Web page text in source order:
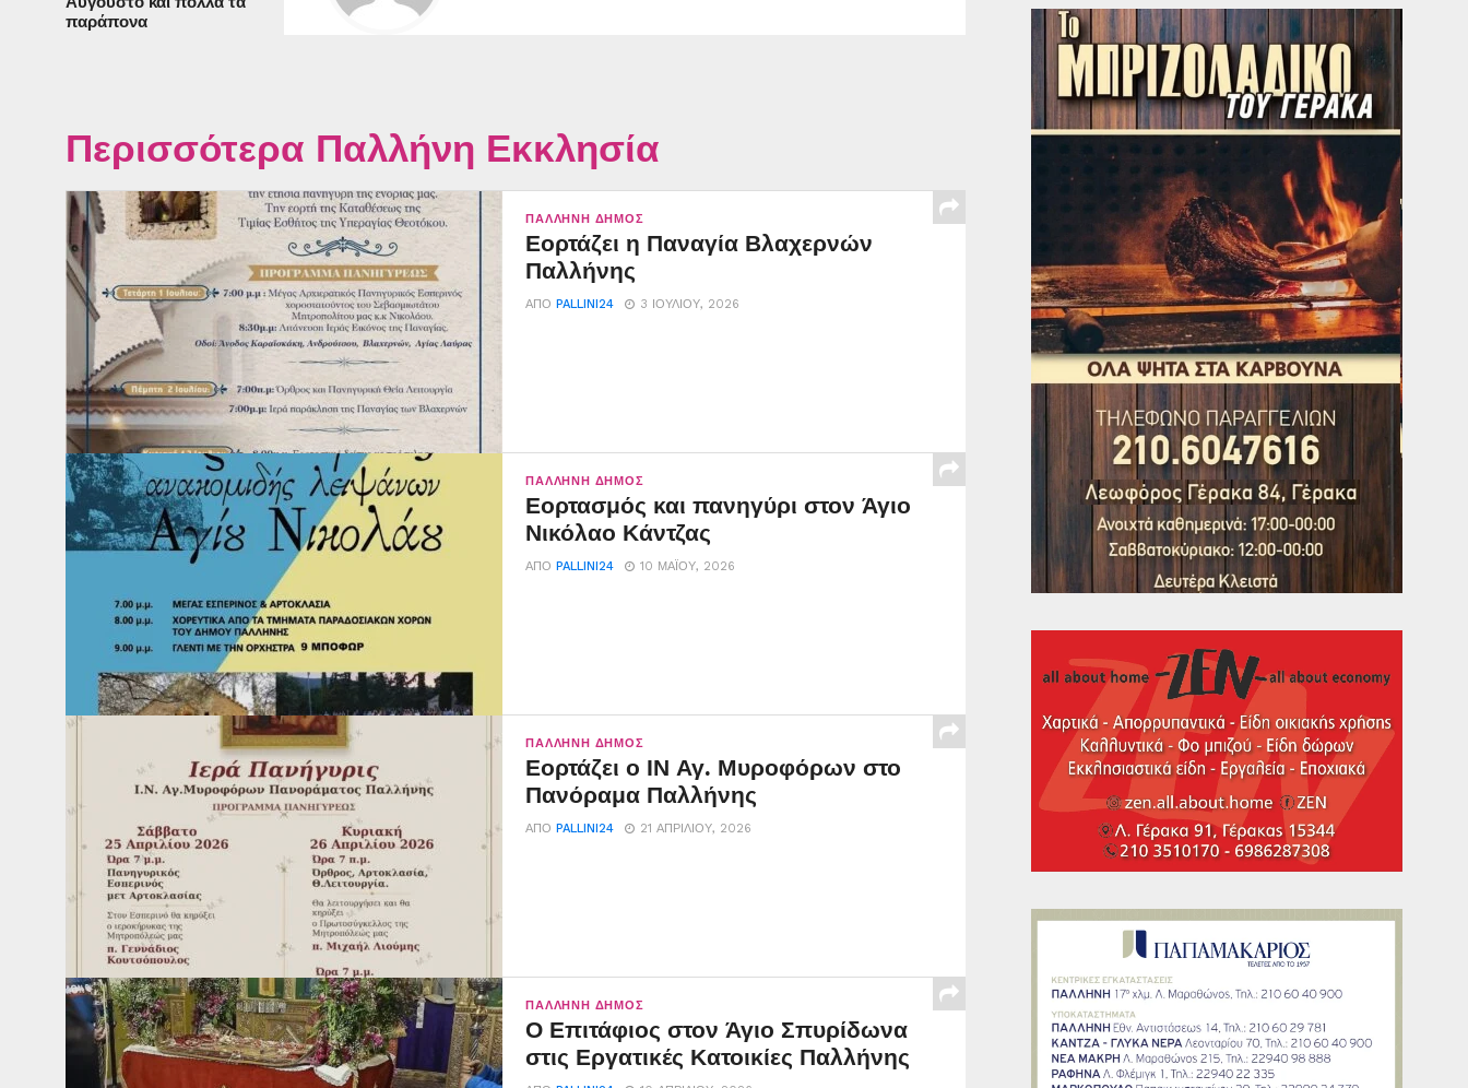
παράπονα
Περισσότερα Παλλήνη Εκκλησία
ΠΑΛΛΉΝΗ ΔΉΜΟΣ
Εορτάζει η Παναγία Βλαχερνών
Παλλήνης
ΑΠΌ PALLINI24 3 ΙΟΥΛΊΟΥ, 2026
ΠΑΛΛΉΝΗ ΔΉΜΟΣ
Εορτασμός και πανηγύρι στον Άγιο
Νικόλαο Κάντζας
ΑΠΌ PALLINI24 10 ΜΑΪ́ΟΥ, 2026
ΠΑΛΛΉΝΗ ΔΉΜΟΣ
Εορτάζει ο ΙΝ Αγ. Μυροφόρων στο
Πανόραμα Παλλήνης
ΑΠΌ PALLINI24 21 ΑΠΡΙΛΊΟΥ, 2026
ΠΑΛΛΉΝΗ ΔΉΜΟΣ
Ο Επιτάφιος στον Άγιο Σπυρίδωνα
στις Εργατικές Κατοικίες Παλλήνης